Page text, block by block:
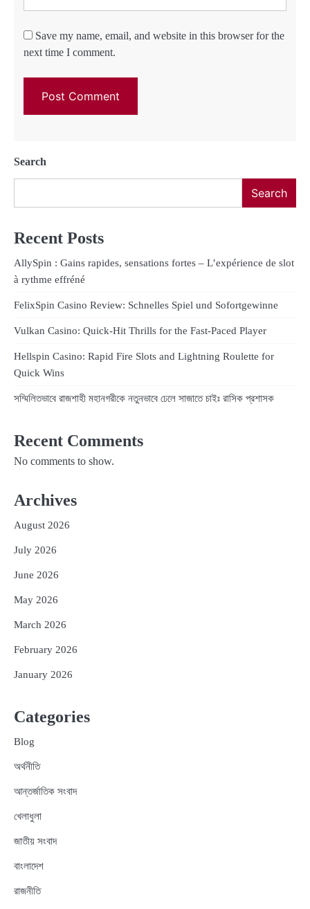
Save my name, email, and website in this browser for the
next time I comment.
Search
Search
Recent Posts
AllySpin : Gains rapides, sensations fortes – L’expérience de slot
à rythme effréné
FelixSpin Casino Review: Schnelles Spiel und Sofortgewinne
Vulkan Casino: Quick‑Hit Thrills for the Fast‑Paced Player
Hellspin Casino: Rapid Fire Slots and Lightning Roulette for
Quick Wins
সম্মিলিতভাবে রাজশাহী মহানগরীকে নতুনভাবে ঢেলে সাজাতে চাইঃ রাসিক প্রশাসক
Recent Comments
No comments to show.
Archives
August 2026
July 2026
June 2026
May 2026
March 2026
February 2026
January 2026
Categories
Blog
অর্থনীতি
আন্তর্জাতিক সংবাদ
খেলাধুলা
জাতীয় সংবাদ
বাংলাদেশ
রাজনীতি